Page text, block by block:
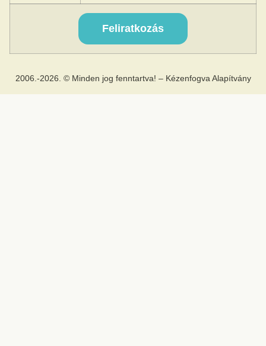
2006.-2026. © Minden jog fenntartva! – Kézenfogva Alapítvány